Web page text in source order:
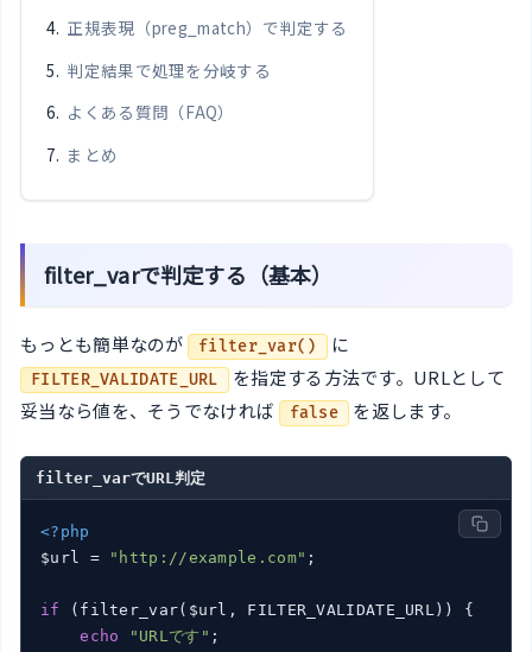
正規表現（preg_match）で判定する
判定結果で処理を分岐する
よくある質問（FAQ）
まとめ
filter_varで判定する（基本）
もっとも簡単なのが filter_var() に
FILTER_VALIDATE_URL
を指定する方法です。URLとして
妥当なら値を、そうでなければ
false を返します。
filter_varでURL判定
<?php
$url =
"http://example.com" ;
if
(filter_var($url, FILTER_VALIDATE_URL)) {
echo
"URLです" ;